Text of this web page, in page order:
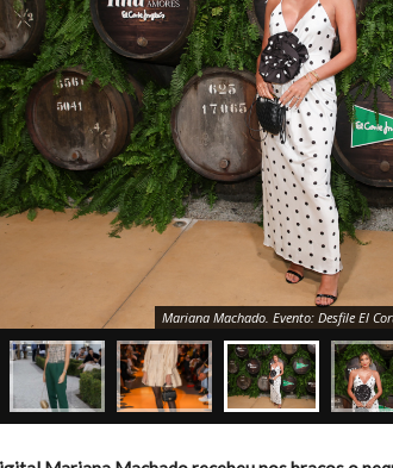
Mariana Machado. Evento: Desfile El